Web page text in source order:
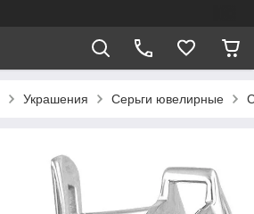
Украшения Серьги ювелирные